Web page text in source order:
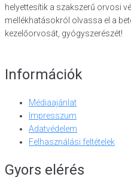
helyettesítik a szakszerű orvosi
mellékhatásokról olvassa el a
kezelőorvosát, gyógyszerészét!
Információk
Médiaajánlat
Impresszum
Adatvédelem
Felhasználási feltételek
Gyors elérés